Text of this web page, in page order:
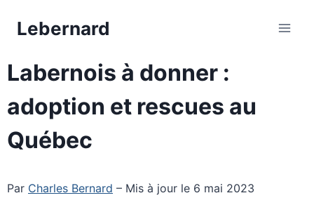
Lebernard
Labernois à donner :
adoption et rescues au
Québec
Par Charles Bernard – Mis à jour le 6 mai 2023